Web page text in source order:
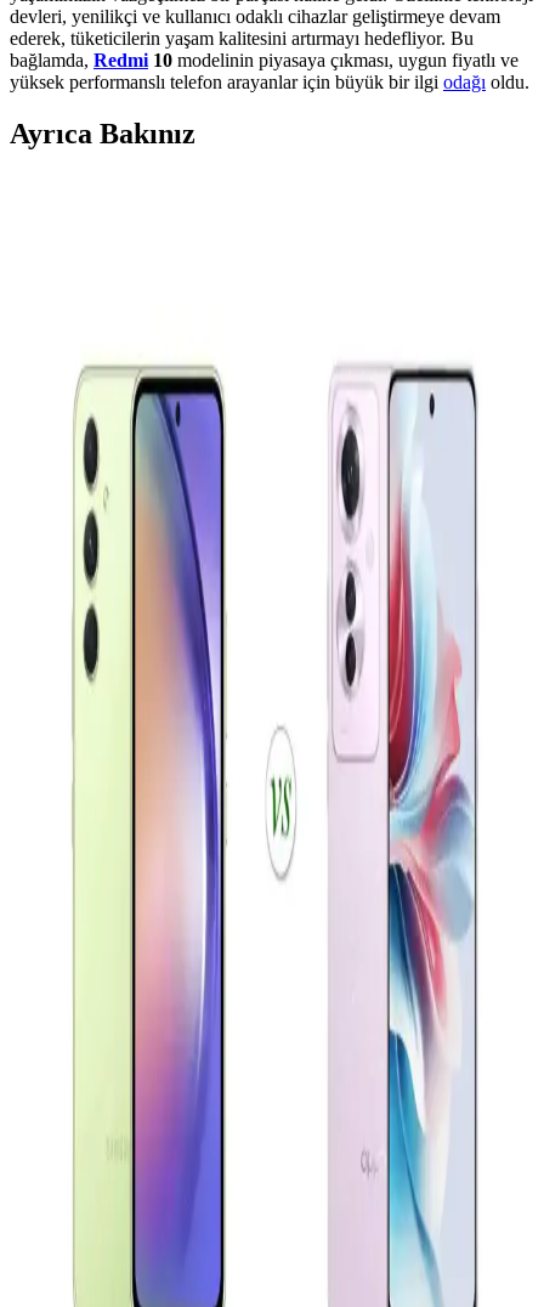
devleri, yenilikçi ve kullanıcı odaklı cihazlar geliştirmeye devam
ederek, tüketicilerin yaşam kalitesini artırmayı hedefliyor. Bu
bağlamda, Redmi 10 modelinin piyasaya çıkması, uygun fiyatlı ve
yüksek performanslı telefon arayanlar için büyük bir ilgi odağı oldu.
Ayrıca Bakınız
Samsung Galaxy S23 ve Xiaomi 13 Karşılaştırması:
Performans, Tasarım ve Özellikler
Samsung Galaxy S23 ve Xiaomi 13 modellerinin tasarım,
performans, kamera ve batarya özelliklerini detaylı karşılaştırıyoruz.
Hangi telefon sizin ihtiyaçlarınıza uygun?
Akıllı Telefonların Evrimi ve Gelecekteki Teknolojik
Yenilikler
Günümüzde akıllı telefonlar, gelişmiş kameralar, hızlı işlemciler ve
5G teknolojisiyle yaşamımızı dönüştürüyor. Yapay zeka ve
katlanabilir ekranlar gibi yenilikler, kullanıcı deneyimini
zenginleştiriyor.
Samsung Galaxy A01: Uygun Fiyatlı Giriş Seviyesi
Akıllı Telefonu Özellikleri ve Performansı
Galaxy A01, uygun fiyatı ve temel özellikleriyle giriş seviyesi
kullanıcılar için ideal. 5.7 inç ekran, çift kamera ve 3000 mAh
batarya ile günlük kullanım için uygun bir seçenek.
Akıllı Telefon Seçiminde Ekran, Batarya ve Kamera
Bu yazıda Oppo Reno A3 ve Samsung A04e gibi çeşitli akıllı
telefon modellerinin ekran, batarya ve kamera özellikleri
karşılaştırılarak kullanıcıların tercihini etkileyen faktörler inceleniyor.
Xiaomi Redmi 13 ve Samsung Galaxy A16
Karşılaştırması Güncel Özellikler ve Teknolojik
Xiaomi Redmi 13 ve Samsung Galaxy A16 modellerinin tasarım,
ekran, kamera ve batarya özellikleri karşılaştırılarak güncel
Samsung Galaxy A Serisi Model Seçimi ve Teknik
Özellikler Rehberi